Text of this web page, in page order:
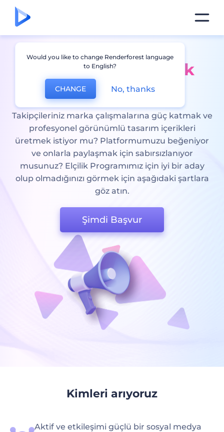
Renderforest
Elçilik
Programımızı
Takipçileriniz marka çalışmalarına güç katmak ve
profesyonel görünümlü tasarım içerikleri
üretmek istiyor mu? Platformumuzu beğeniyor
ve onlarla paylaşmak için sabırsızlanıyor
musunuz? Elçilik Programımız için iyi bir aday
olup olmadığınızı görmek için aşağıdaki şartlara
göz atın.
Şimdi Başvur
Kimleri arıyoruz
Aktif ve etkileşimi güçlü bir sosyal medya
Would you like to change Renderforest language
to English?
CHANGE No, thanks